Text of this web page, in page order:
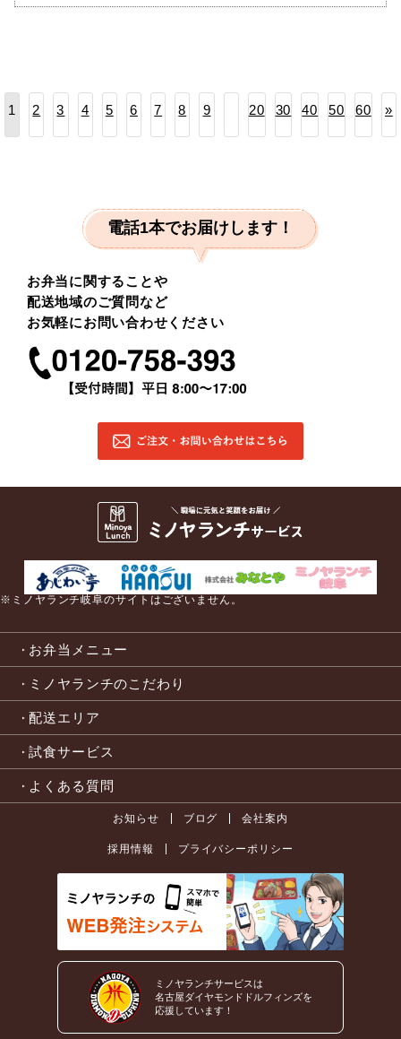
1 2 3 4 5 6 7 8 9 20 30 40 50 60 »
電話1本でお届けします！
お弁当に関することや
配送地域のご質問など
お気軽にお問い合わせください
※ミノヤランチ岐阜のサイトはございません。
お弁当メニュー
ミノヤランチのこだわり
配送エリア
試食サービス
よくある質問
お知らせ ブログ 会社案内
採用情報 プライバシーポリシー
ミノヤランチサービスは
名古屋ダイヤモンドドルフィンズを
応援しています！